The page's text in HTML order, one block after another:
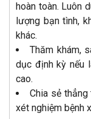
hoàn toàn. Luôn
lượng bạn tình,
khác.
Thăm khám,
dục định kỳ nếu
cao.
Chia sẻ
xét nghiệm bệnh